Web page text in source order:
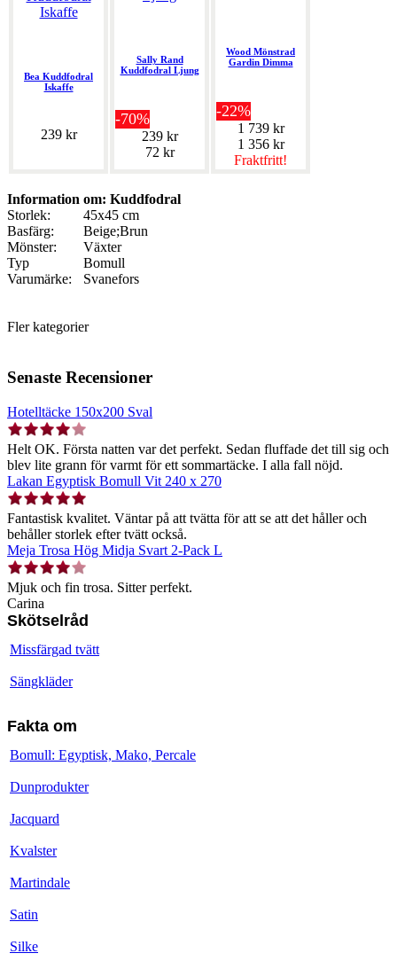
Bea Kuddfodral
Iskaffe
239 kr
Sally Rand
Kuddfodral Ljung
-70%
239 kr
72 kr
Wood Mönstrad
Gardin Dimma
-22%
1 739 kr
1 356 kr
Fraktfritt!
Information om: Kuddfodral
Storlek:
45x45 cm
Basfärg:
Beige;Brun
Mönster:
Växter
Typ
Bomull
Varumärke:
Svanefors
Fler kategorier
Senaste Recensioner
Hotelltäcke 150x200 Sval
Helt OK. Första natten var det perfekt. Sedan fluffade det till sig och
blev lite grann för varmt för ett sommartäcke. I alla fall nöjd.
Lakan Egyptisk Bomull Vit 240 x 270
Fantastisk kvalitet. Väntar på att tvätta för att se att det håller och
behåller storlek efter tvätt också.
Meja Trosa Hög Midja Svart 2-Pack L
Mjuk och fin trosa. Sitter perfekt.
Carina
Skötselråd
Missfärgad tvätt
Sängkläder
Fakta om
Bomull: Egyptisk, Mako, Percale
Dunprodukter
Jacquard
Kvalster
Martindale
Satin
Silke